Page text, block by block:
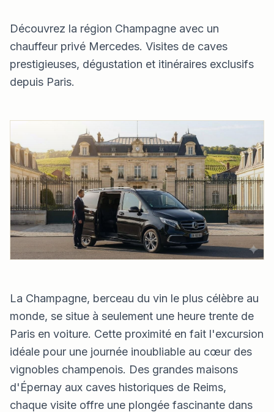
Découvrez la région Champagne avec un
chauffeur privé Mercedes. Visites de caves
prestigieuses, dégustation et itinéraires exclusifs
depuis Paris.
La Champagne, berceau du vin le plus célèbre au
monde, se situe à seulement une heure trente de
Paris en voiture. Cette proximité en fait l'excursion
idéale pour une journée inoubliable au cœur des
vignobles champenois. Des grandes maisons
d'Épernay aux caves historiques de Reims,
chaque visite offre une plongée fascinante dans